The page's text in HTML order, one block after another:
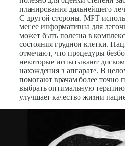
планирования дальнейшего
С другой стороны, МРТ
менее информативна для
может быть полезна в
состояния грудной клетки.
отмечают, что процедуры
некоторые испытывают
нахождения в аппарате. В
помогают врачам более точно
выбрать оптимальную
улучшает качество жизни